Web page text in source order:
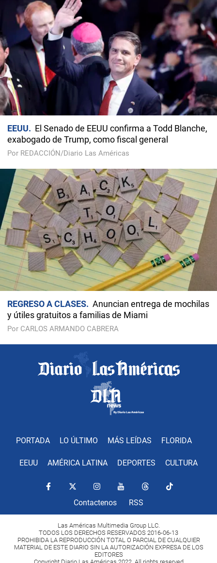
EEUU
El Senado de EEUU confirma a Todd Blanche,
exabogado de Trump, como fiscal general
Por REDACCIÓN/Diario Las Américas
REGRESO A CLASES
Anuncian entrega de mochilas
y útiles gratuitos a familias de Miami
Por CARLOS ARMANDO CABRERA
PORTADA LO ÚLTIMO MÁS LEÍDAS FLORIDA
EEUU AMÉRICA LATINA DEPORTES CULTURA
Contactenos RSS
Las Américas Multimedia Group LLC.
TODOS LOS DERECHOS RESERVADOS 2016-06-13
PROHIBIDA LA REPRODUCCIÓN TOTAL O PARCIAL DE CUALQUIER
MATERIAL DE ESTE DIARIO SIN LA AUTORIZACIÓN EXPRESA DE LOS
EDITORES